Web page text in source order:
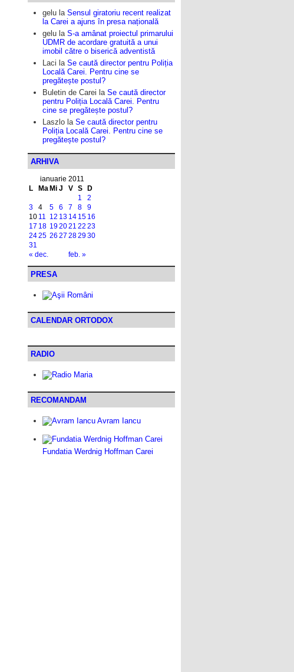
gelu la Sensul giratoriu recent realizat
la Carei a ajuns în presa națională
gelu la S-a amânat proiectul primarului
UDMR de acordare gratuită a unui
imobil către o biserică adventistă
Laci la Se caută director pentru Poliția
Locală Carei. Pentru cine se
pregătește postul?
Buletin de Carei la Se caută director
pentru Poliția Locală Carei. Pentru
cine se pregătește postul?
Laszlo la Se caută director pentru
Poliția Locală Carei. Pentru cine se
pregătește postul?
ARHIVA
ianuarie 2011
L
Ma Mi J V S D
« dec. feb. »
1
2
3
4 5 6 7 8
9
10 11 12 13 14 15 16
17 18 192021 22 23
2425 26 27 282930
31
PRESA
CALENDAR ORTODOX
RADIO
RECOMANDAM
Avram Iancu
Fundatia Werdnig Hoffman Carei